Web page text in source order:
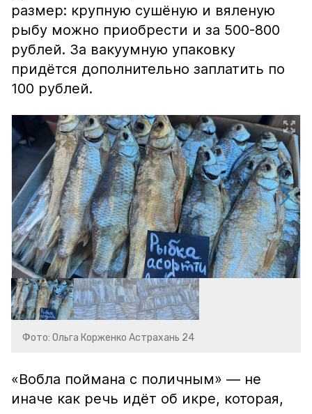
размер: крупную сушёную и вяленую
рыбу можно приобрести и за 500-800
рублей. За вакуумную упаковку
придётся дополнительно заплатить по
100 рублей.
Фото: Ольга Корженко Астрахань 24
«Вобла поймана с поличным» — не
иначе как речь идёт об икре, которая,